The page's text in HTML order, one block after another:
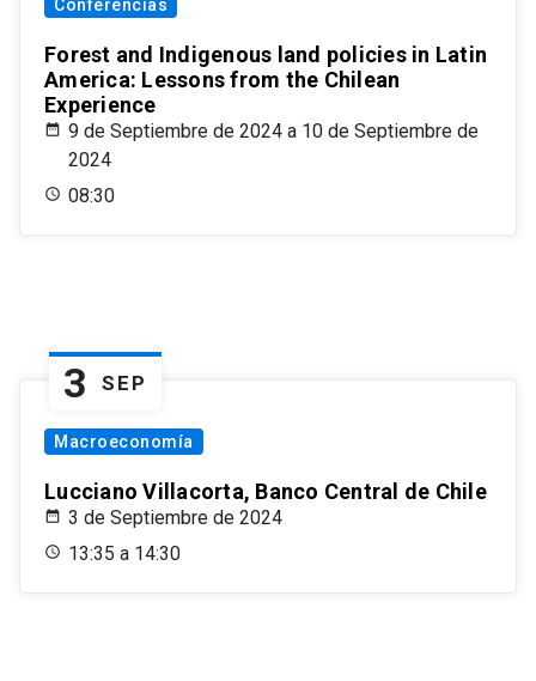
Conferencias
Forest and Indigenous land policies in Latin
America: Lessons from the Chilean
Experience
9 de Septiembre de 2024 a 10 de Septiembre de
2024
08:30
3 SEP
Macroeconomía
Lucciano Villacorta, Banco Central de Chile
3 de Septiembre de 2024
13:35 a 14:30